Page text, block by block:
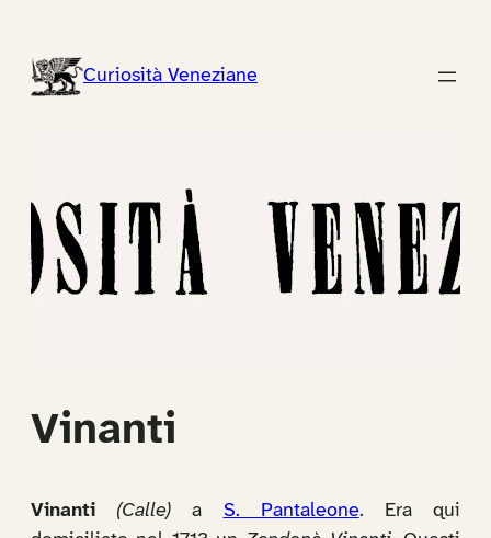
contenutoCuriosità Veneziane
Vinanti
Vinanti (Calle) a S. Pantaleone. Era qui